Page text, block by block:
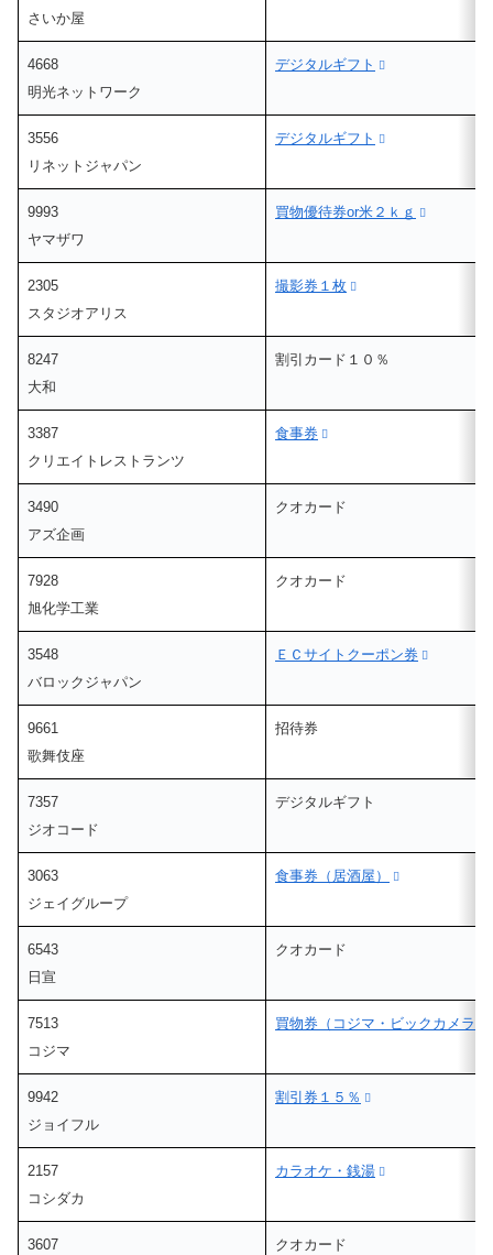
さいか屋
4668
明光ネットワーク
デジタルギフト
3556
リネットジャパン
デジタルギフト
9993
ヤマザワ
買物優待券or米２ｋｇ
2305
スタジオアリス
撮影券１枚
8247
大和
割引カード１０％
3387
クリエイトレストランツ
食事券
3490
アズ企画
クオカード
7928
旭化学工業
クオカード
3548
バロックジャパン
ＥＣサイトクーポン券
9661
歌舞伎座
招待券
7357
ジオコード
デジタルギフト
3063
ジェイグループ
食事券（居酒屋）
6543
日宣
クオカード
7513
コジマ
買物券（コジマ・ビックカメラ）
9942
ジョイフル
割引券１５％
2157
コシダカ
カラオケ・銭湯
3607
クオカード